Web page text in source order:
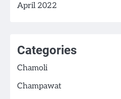
April 2022
Categories
Chamoli
Champawat